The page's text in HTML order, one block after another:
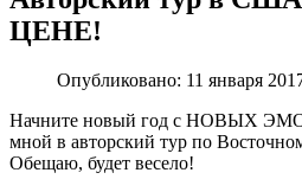
ЦЕНЕ!
Опубликовано: 11 января
Начните новый год с НОВЫХ
мной в авторский тур по
Обещаю, будет весело!